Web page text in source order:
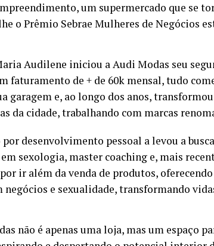
um supermercado que se
o Prêmio Sebrae Mulheres de Negócios
Audilene iniciou a Audi Modas seu
faturamento de + de 60k mensal, tudo
garagem e, ao longo dos anos,
da cidade, trabalhando com marcas
por desenvolvimento pessoal a levou a
sexologia, master coaching e, mais
ir além da venda de produtos,
negócios e sexualidade, transformando
não é apenas uma loja, mas um espaço